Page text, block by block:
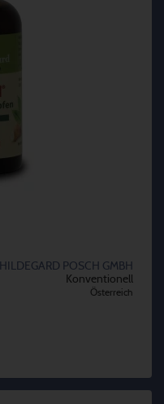
HILDEGARD POSCH GMBH
Konventionell
Österreich